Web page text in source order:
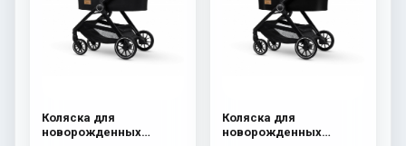
Коляска для
новорожденных
Коляска для
новорожденных